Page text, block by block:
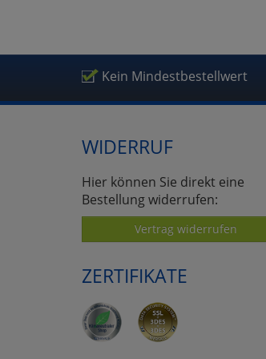
Kein Mindestbestellwert
WIDERRUF
Hier können Sie direkt eine
Bestellung widerrufen:
Vertrag widerrufen
ZERTIFIKATE